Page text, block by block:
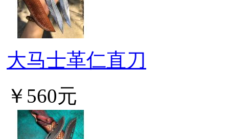
大马士革仁直刀
￥560元